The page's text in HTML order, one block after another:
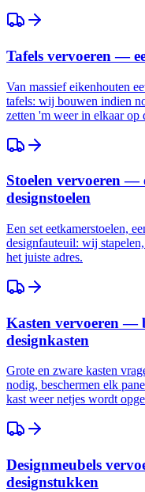
Tafels vervoeren —
Van massief eikenhouten
tafels: wij bouwen indien
zetten 'm weer in elkaar op
Stoelen vervoeren —
designstoelen
Een set eetkamerstoelen,
designfauteuil: wij
het juiste adres.
Kasten vervoeren —
designkasten
Grote en zware kasten
nodig, beschermen elk
kast weer netjes wordt
Designmeubels
designstukken